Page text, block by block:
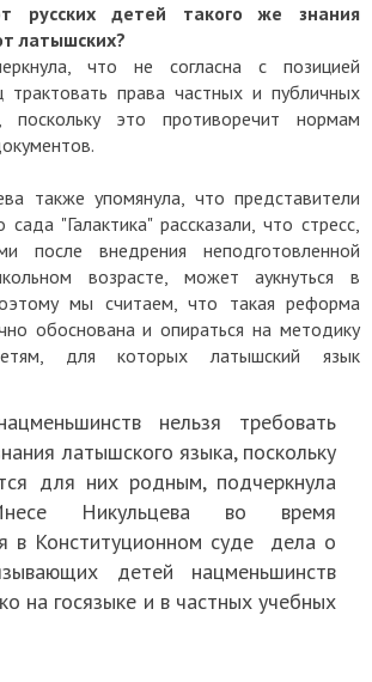
русских детей такого же знания
латышских?
что не согласна с позицией
трактовать права частных и публичных
поскольку это противоречит нормам
также упомянула, что представители
сада "Галактика" рассказали, что стресс,
после внедрения неподготовленной
возрасте, может аукнуться в
мы считаем, что такая реформа
обоснована и опираться на методику
для которых латышский язык
нельзя требовать
латышского языка, поскольку
для них родным, подчеркнула
Никульцева во время
в Конституционном суде дела о
детей нацменьшинств
на госязыке и в частных учебных